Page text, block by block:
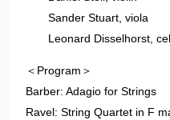
Sander Stuart, viola
Leonard Disselhorst,
＜Program＞
Barber: Adagio for Strings
Ravel: String Quartet in F